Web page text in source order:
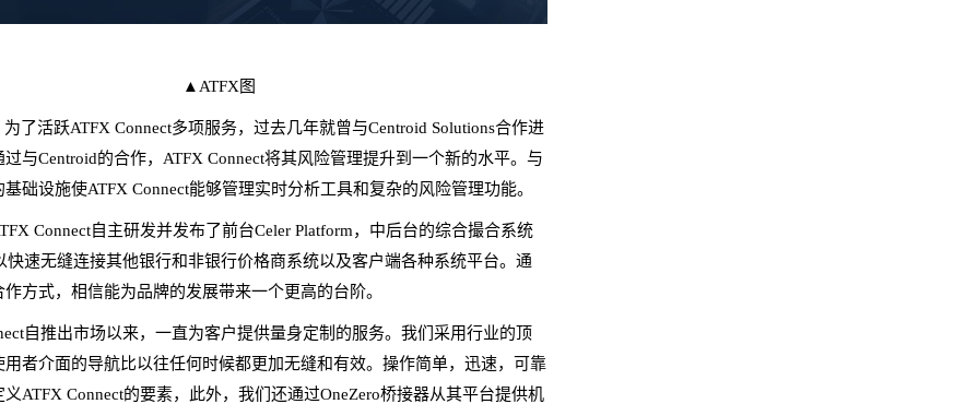
▲ATFX图
了活跃ATFX Connect多项服务，过去几年就曾与Centroid Solutions合作进
与Centroid的合作，ATFX Connect将其风险管理提升到一个新的水平。与
础设施使ATFX Connect能够管理实时分析工具和复杂的风险管理功能。
Connect自主研发并发布了前台Celer Platform，中后台的综合撮合系统
快速无缝连接其他银行和非银行价格商系统以及客户端各种系统平台。通
方式，相信能为品牌的发展带来一个更高的台阶。
自推出市场以来，一直为客户提供量身定制的服务。我们采用行业的顶
用者介面的导航比以往任何时候都更加无缝和有效。操作简单，迅速，可靠
ATFX Connect的要素，此外，我们还通过OneZero桥接器从其平台提供机